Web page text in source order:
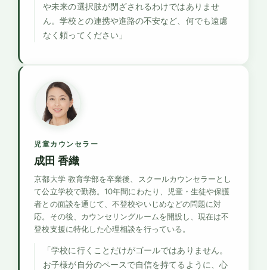
や未来の選択肢が閉ざされるわけではありませ
ん。学校との連携や進路の不安など、何でも遠慮
なく頼ってください」
児童カウンセラー
成田 香織
京都大学 教育学部を卒業後、スクールカウンセラーとし
て公立学校で勤務。10年間にわたり、児童・生徒や保護
者との面談を通じて、不登校やいじめなどの問題に対
応。その後、カウンセリングルームを開設し、現在は不
登校支援に特化した心理相談を行っている。
「学校に行くことだけがゴールではありません。
お子様が自分のペースで自信を持てるように、心